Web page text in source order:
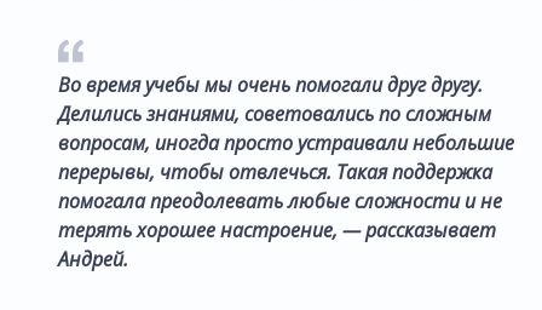
Во время учебы мы очень помогали друг другу.
Делились знаниями, советовались по сложным
вопросам, иногда просто устраивали небольшие
перерывы, чтобы отвлечься. Такая поддержка
помогала преодолевать любые сложности и не
терять хорошее настроение, — рассказывает
Андрей.